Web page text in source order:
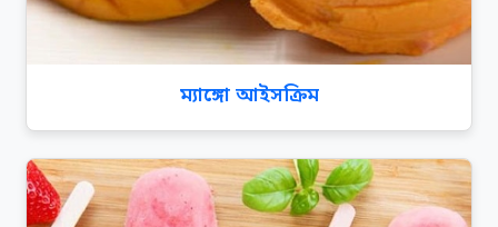
ম্যাঙ্গো আইসক্রিম